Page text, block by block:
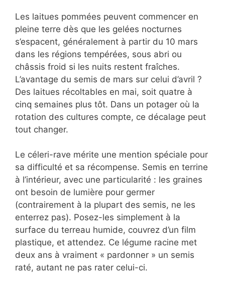
Les laitues pommées peuvent commencer en
pleine terre dès que les gelées nocturnes
s’espacent, généralement à partir du 10 mars
dans les régions tempérées, sous abri ou
châssis froid si les nuits restent fraîches.
L’avantage du semis de mars sur celui d’avril ?
Des laitues récoltables en mai, soit quatre à
cinq semaines plus tôt. Dans un potager où la
rotation des cultures compte, ce décalage peut
tout changer.
Le céleri-rave mérite une mention spéciale pour
sa difficulté et sa récompense. Semis en terrine
à l’intérieur, avec une particularité : les graines
ont besoin de lumière pour germer
(contrairement à la plupart des semis, ne les
enterrez pas). Posez-les simplement à la
surface du terreau humide, couvrez d’un film
plastique, et attendez. Ce légume racine met
deux ans à vraiment « pardonner » un semis
raté, autant ne pas rater celui-ci.